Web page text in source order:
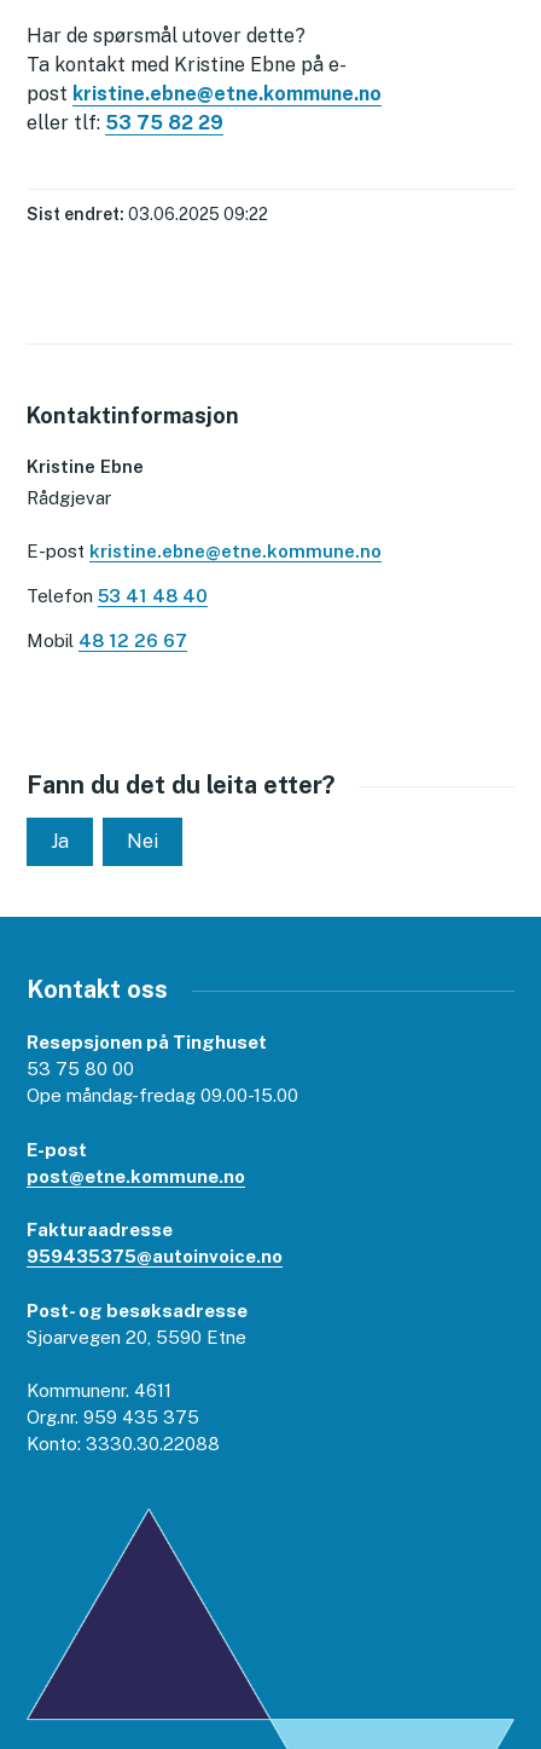
Har de spørsmål utover dette?
Ta kontakt med Kristine Ebne på e-
post kristine.ebne@etne.kommune.no
eller tlf: 53 75 82 29
Sist endret 03.06.2025 09:22
Kontaktinformasjon
Kristine Ebne
Rådgjevar
E-post kristine.ebne@etne.kommune.no
Telefon53 41 48 40
Mobil 48 12 26 67
Fann du det du leita etter?
Ja Nei
Kontakt oss
Resepsjonen på Tinghuset
53 75 80 00
Ope måndag-fredag 09.00-15.00
E-post
post@etne.kommune.no
Fakturaadresse
959435375@autoinvoice.no
Post- og besøksadresse
Sjoarvegen 20, 5590 Etne
Kommunenr. 4611
Org.nr. 959 435 375
Konto: 3330.30.22088